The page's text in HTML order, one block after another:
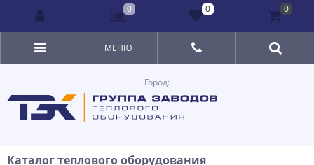
Город:
МЕНЮ
Каталог теплового оборудования
0 0 0